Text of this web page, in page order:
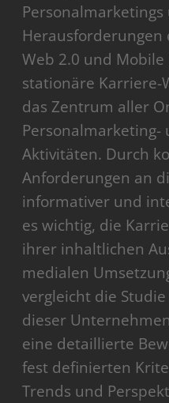
Personalmarketings
Herausforderungen
Web 2.0 und
stationäre Karriere-
das Zentrum aller
Personalmarketing-
Aktivitäten. Durch
Anforderungen an
informativer und
es wichtig, die
ihrer inhaltlichen
medialen
vergleicht die
dieser
eine detaillierte
fest definierten
Trends und